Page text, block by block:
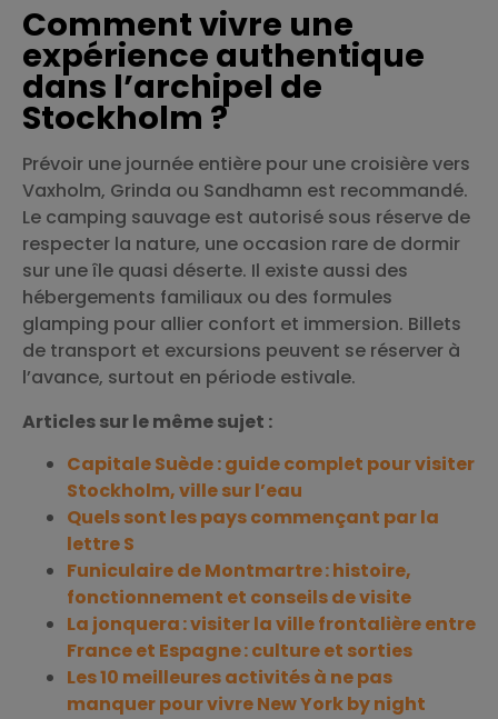
Comment vivre une
expérience authentique
dans l’archipel de
Stockholm ?
Prévoir une journée entière pour une croisière vers
Vaxholm, Grinda ou Sandhamn est recommandé.
Le camping sauvage est autorisé sous réserve de
respecter la nature, une occasion rare de dormir
sur une île quasi déserte. Il existe aussi des
hébergements familiaux ou des formules
glamping pour allier confort et immersion. Billets
de transport et excursions peuvent se réserver à
l’avance, surtout en période estivale.
Articles sur le même sujet :
Capitale Suède : guide complet pour visiter
Stockholm, ville sur l’eau
Quels sont les pays commençant par la
lettre S
Funiculaire de Montmartre : histoire,
fonctionnement et conseils de visite
La jonquera : visiter la ville frontalière entre
France et Espagne : culture et sorties
Les 10 meilleures activités à ne pas
manquer pour vivre New York by night